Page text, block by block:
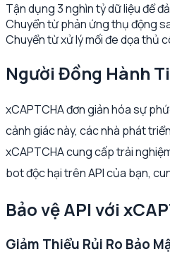
Tận dụng 3 nghìn tỷ dữ liệu để
Chuyển từ phản ứng thụ động
Chuyển từ xử lý mối đe dọa thủ
Người Đồng Hành
xCAPTCHA đơn giản hóa sự
cảnh giác này, các nhà phát
xCAPTCHA cung cấp trải
bot độc hại trên API của bạn,
Bảo vệ API với
Giảm Thiểu Rủi Ro Bảo